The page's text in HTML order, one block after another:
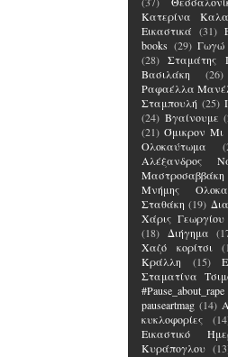
Κατερίνα
Εικαστικά (31)
books (29) Γωγώ
(28) Σταμάτης
Βασιλάκη
(26)
Ραφαέλλα
Σταμπουλή (25)
(24) Βγαίνουμε
(21) Όμικρον Μι
Ολοκαύτωμα
Αλέξανδρος
Μαστροσαββάκη
Μνήμης
Σταθάκη (19)
Χάρις Γεωργίου
(18)
Διήγημα
Χαζό κορίτσι
Κράλλη
(15)
Σταματίνα
#Pause_about_rape
pauseartmag (14)
κυκλοφορίες
Εικαστικό
Κυράπογλου